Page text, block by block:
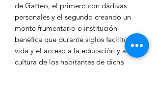
de Gatteo, el primero con dádivas
personales y el segundo creando un
monte frumentario o institución
benéfica que durante siglos facilitó la
vida y el acceso a la educación y a la
cultura de los habitantes de dicha